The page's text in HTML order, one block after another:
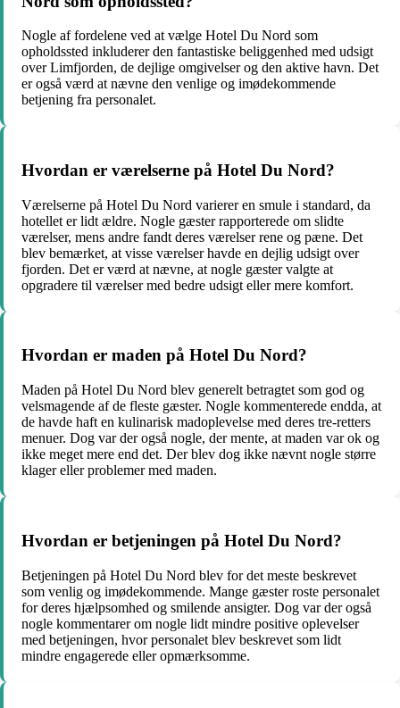
Nogle af fordelene ved at vælge Hotel Du Nord som
opholdssted inkluderer den fantastiske beliggenhed med udsigt
over Limfjorden, de dejlige omgivelser og den aktive havn. Det
er også værd at nævne den venlige og imødekommende
betjening fra personalet.
Hvordan er værelserne på Hotel Du Nord?
Værelserne på Hotel Du Nord varierer en smule i standard, da
hotellet er lidt ældre. Nogle gæster rapporterede om slidte
værelser, mens andre fandt deres værelser rene og pæne. Det
blev bemærket, at visse værelser havde en dejlig udsigt over
fjorden. Det er værd at nævne, at nogle gæster valgte at
opgradere til værelser med bedre udsigt eller mere komfort.
Hvordan er maden på Hotel Du Nord?
Maden på Hotel Du Nord blev generelt betragtet som god og
velsmagende af de fleste gæster. Nogle kommenterede endda, at
de havde haft en kulinarisk madoplevelse med deres tre-retters
menuer. Dog var der også nogle, der mente, at maden var ok og
ikke meget mere end det. Der blev dog ikke nævnt nogle større
klager eller problemer med maden.
Hvordan er betjeningen på Hotel Du Nord?
Betjeningen på Hotel Du Nord blev for det meste beskrevet
som venlig og imødekommende. Mange gæster roste personalet
for deres hjælpsomhed og smilende ansigter. Dog var der også
nogle kommentarer om nogle lidt mindre positive oplevelser
med betjeningen, hvor personalet blev beskrevet som lidt
mindre engagerede eller opmærksomme.